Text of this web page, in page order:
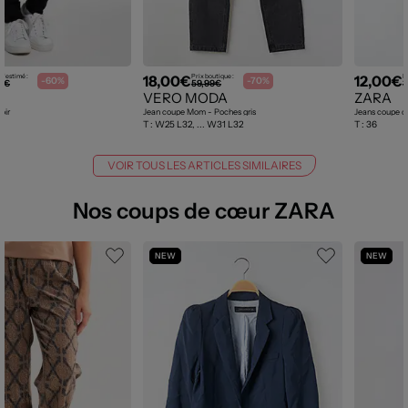
estimé : -60% 18,00€Prix boutique :
59,99€ -70%
VERO MODA
Jean coupe Mom - Poches gris
T : W25 L32, ... W31 L32
12,00€
ZARA
Jeans coupe
T : 36
VOIR TOUS LES ARTICLES SIMILAIRES
Nos coups de cœur ZARA
NEW NEW